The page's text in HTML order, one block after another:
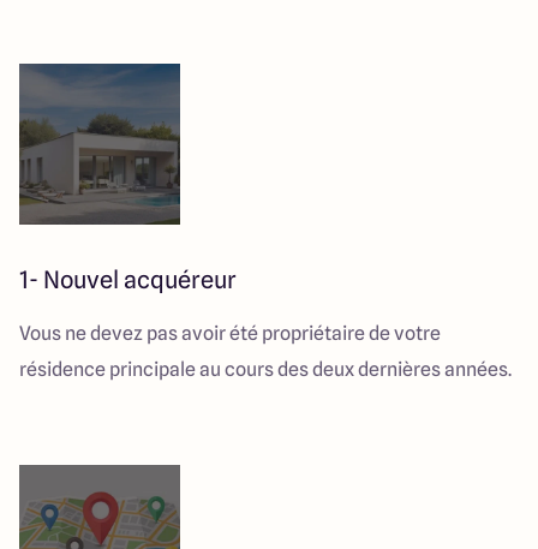
1- Nouvel acquéreur
Vous ne devez pas avoir été propriétaire de votre
résidence principale au cours des deux dernières années.